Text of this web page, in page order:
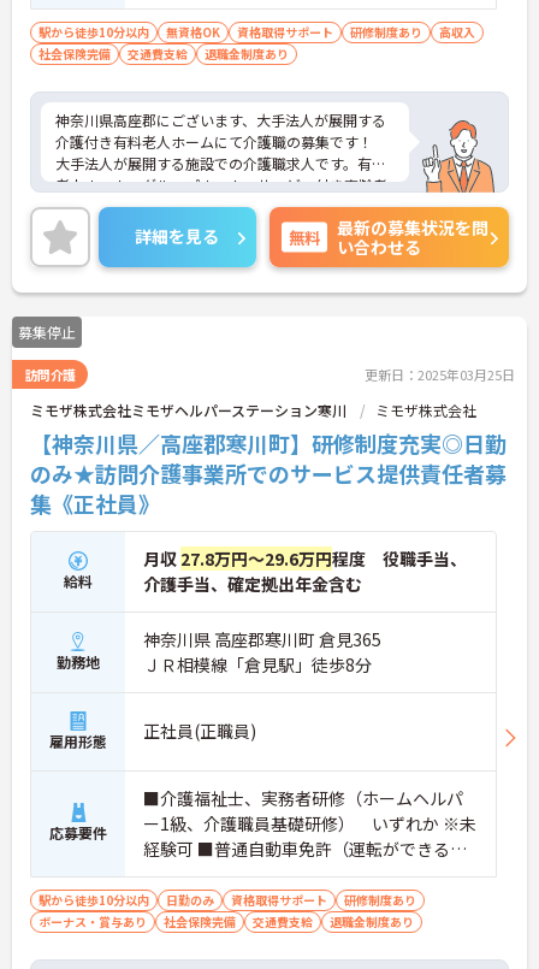
駅から徒歩10分以内 無資格OK 資格取得サポート 研修制度あり
高収入
社会保険完備
交通費支給 退職金制度あり
神奈川県高座郡にございます、大手法人が展開する
介護付き有料老人ホームにて介護職の募集です！
大手法人が展開する施設での介護職求人です。有料
老人ホーム・グループホーム・サービス付き高齢者
向け住宅・デイサービス・ショートステイ等、首都
圏を中心に、65の介護施設を展開しております。
現場を知るスタッフがマネジメント側にいるため、
意思や意見も通りやすく風通しのよい職場です。
研修プログラムも充実しており、キャリアアップも
目指せます。
ご興味のある方は是非お気軽にお問い合わせくださ
い。
詳細を見る 無料
最新の募集状況を問
い合わせる
募集停止
訪問介護 更新日：2025年03月25日
ミモザ株式会社ミモザヘルパーステーション寒川 ミモザ株式会社
【神奈川県／高座郡寒川町】研修制度充実◎日勤
のみ★訪問介護事業所でのサービス提供責任者募
集《正社員》
給料
月収 27.8万円～29.6万円程度 役職手当、
介護手当、確定拠出年金含む
勤務地
神奈川県 高座郡寒川町 倉見365
ＪＲ相模線「倉見駅」徒歩8分
雇用形態 正社員(正職員)
応募要件
■介護福祉士、実務者研修（ホームヘルパ
ー1級、介護職員基礎研修） いずれか ※未
経験可 ■普通自動車免許（運転ができる
方）※事業所により異なります
駅から徒歩10分以内 日勤のみ 資格取得サポート
研修制度あり
ボーナス・賞与あり
社会保険完備 交通費支給 退職金制度あり